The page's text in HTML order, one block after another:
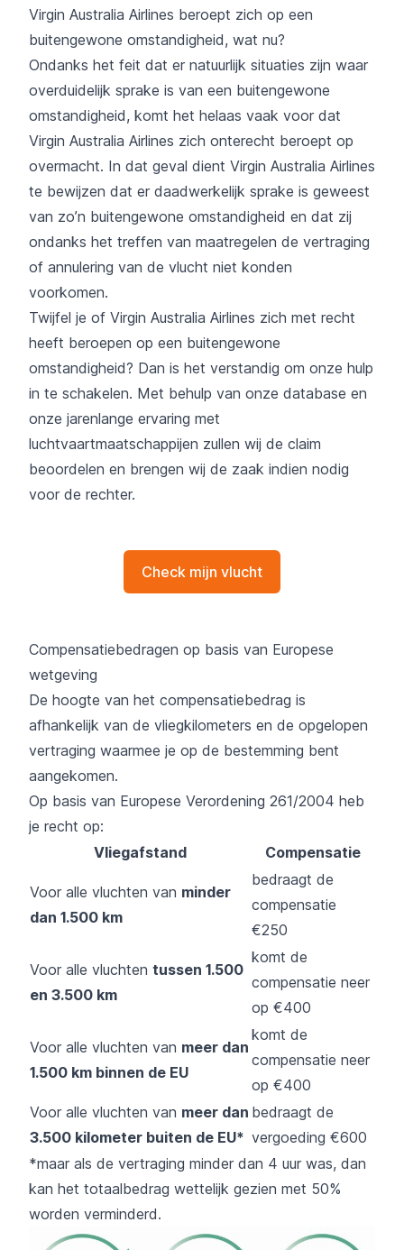
Virgin Australia Airlines beroept zich op een
buitengewone omstandigheid, wat nu?
Ondanks het feit dat er natuurlijk situaties zijn waar
overduidelijk sprake is van een buitengewone
omstandigheid, komt het helaas vaak voor dat
Virgin Australia Airlines zich onterecht beroept op
overmacht. In dat geval dient Virgin Australia Airlines
te bewijzen dat er daadwerkelijk sprake is geweest
van zo’n buitengewone omstandigheid en dat zij
ondanks het treffen van maatregelen de vertraging
of annulering van de vlucht niet konden
voorkomen.
Twijfel je of Virgin Australia Airlines zich met recht
heeft beroepen op een buitengewone
omstandigheid? Dan is het verstandig om onze hulp
in te schakelen. Met behulp van onze database en
onze jarenlange ervaring met
luchtvaartmaatschappijen zullen wij de claim
beoordelen en brengen wij de zaak indien nodig
voor de rechter.
Check mijn vlucht
Compensatiebedragen op basis van Europese
wetgeving
De hoogte van het compensatiebedrag is
afhankelijk van de vliegkilometers en de opgelopen
vertraging waarmee je op de bestemming bent
aangekomen.
Op basis van Europese Verordening 261/2004 heb
je recht op:
Vliegafstand
Compensatie
Voor alle vluchten van minder
dan 1.500 km
bedraagt de
compensatie
€250
Voor alle vluchten tussen 1.500
en 3.500 km
komt de
compensatie neer
op €400
Voor alle vluchten van meer dan
1.500 km binnen de EU
komt de
compensatie neer
op €400
Voor alle vluchten van meer dan
3.500 kilometer buiten de EU*
bedraagt de
vergoeding €600
*maar als de vertraging minder dan 4 uur was, dan
kan het totaalbedrag wettelijk gezien met 50%
worden verminderd.